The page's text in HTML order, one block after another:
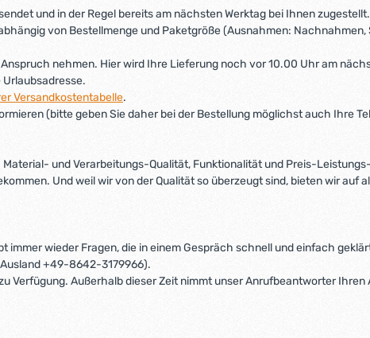
und in der Regel bereits am nächsten Werktag bei Ihnen zugestellt.
von Bestellmenge und Paketgröße (Ausnahmen:
nehmen. Hier wird Ihre Lieferung noch vor 10.00 Uhr am
Versandkostentabelle.
(bitte geben Sie daher bei der Bestellung möglichst auch Ihre
und Verarbeitungs-Qualität, Funktionalität und Preis-
Und weil wir von der Qualität so überzeugt sind, bieten wir auf
wieder Fragen, die in einem Gespräch schnell und einfach
+49-8642-3179966).
Verfügung. Außerhalb dieser Zeit nimmt unser Anrufbeantworter